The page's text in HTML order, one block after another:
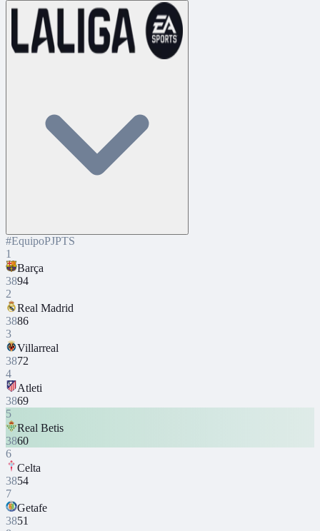
#EquipoPJPTS
1
Barça
3894
2
Real Madrid
3886
3
Villarreal
3872
4
Atleti
3869
5
Real Betis
3860
6
Celta
3854
7
Getafe
3851